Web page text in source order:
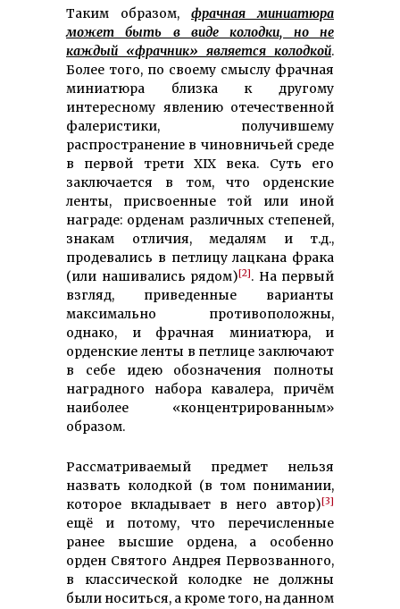
Таким образом, фрачная миниатюра
может быть в виде колодки, но не
каждый «фрачник» является колодкой.
Более того, по своему смыслу фрачная
миниатюра близка к другому
интересному явлению отечественной
фалеристики, получившему
распространение в чиновничьей среде
в первой трети XIX века. Суть его
заключается в том, что орденские
ленты, присвоенные той или иной
награде: орденам различных степеней,
знакам отличия, медалям и т.д.,
продевались в петлицу лацкана фрака
(или нашивались рядом)[2]. На первый
взгляд, приведенные варианты
максимально противоположны,
однако, и фрачная миниатюра, и
орденские ленты в петлице заключают
в себе идею обозначения полноты
наградного набора кавалера, причём
наиболее «концентрированным»
образом.
Рассматриваемый предмет нельзя
назвать колодкой (в том понимании,
которое вкладывает в него автор)[3]
ещё и потому, что перечисленные
ранее высшие ордена, а особенно
орден Святого Андрея Первозванного,
в классической колодке не должны
были носиться, а кроме того, на данном